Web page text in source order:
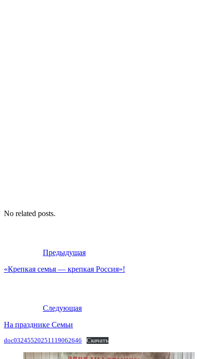
No related posts.
Предыдущая
«Крепкая семья — крепкая Россия»!
Следующая
На празднике Семьи
doc03245520251119062646 Скачать